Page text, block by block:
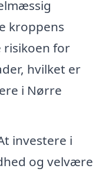
kroppens
risikoen for
hvilket er
i Nørre
investere i
og velvære